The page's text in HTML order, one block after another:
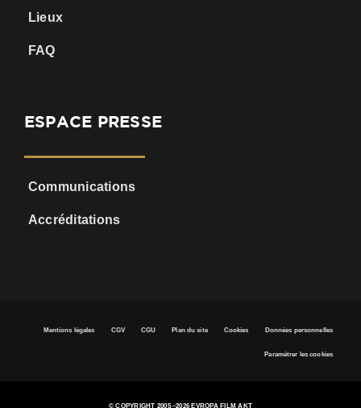
Lieux
FAQ
ESPACE PRESSE
Communications
Accréditations
Mentions légales CGV CGU Plan du site Cookies Données personnelles
Paramétrer les cookies
© COPYRIGHT 2005 –2026 EVROPA FILM AKT